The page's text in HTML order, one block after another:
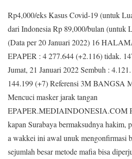
Rp4,000/eks Kasus Covid-19 (untuk
dari Indonesia Rp 89,000/bulan (untuk
(Data per 20 Januari 2022) 16
EPAPER : 4 277.644 (+2.116) tidak.
Jumat, 21 Januari 2022 Sembuh :
144.199 (+7) Referensi 3M BANGSA
Mencuci masker jarak tangan
EPAPER.MEDIAINDONESIA.COM
kapan Surabaya bermaksudnya hakim,
a wakkei ini awal unuk mengonfirmasi
sejumlah besar metode mafia bisa